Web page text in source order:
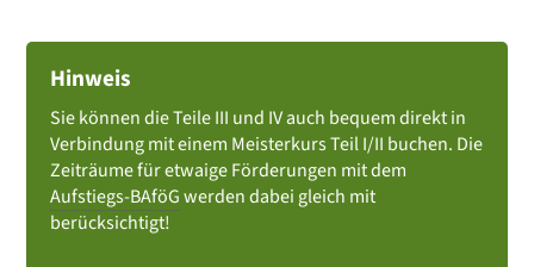
Hinweis
Sie können die Teile III und IV auch bequem direkt in
Verbindung mit einem Meisterkurs Teil I/II buchen. Die
Zeiträume für etwaige Förderungen mit dem
Aufstiegs-BAföGwerden dabei gleich mit
berücksichtigt!